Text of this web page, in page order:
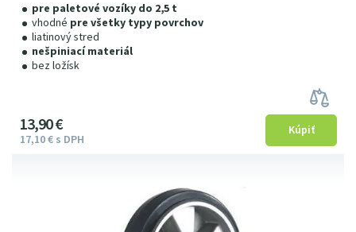
pre paletové vozíky do 2,5 t
vhodné pre všetky typy povrchov
liatinový stred
nešpiniací materiál
bez ložísk
13 90€
17 10€ s DPH